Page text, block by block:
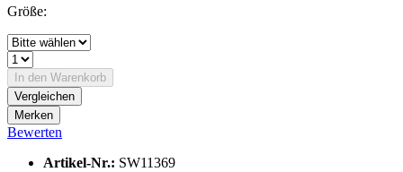
Größe:
In den Warenkorb
Vergleichen
Merken
Bewerten
Artikel-Nr.: SW11369